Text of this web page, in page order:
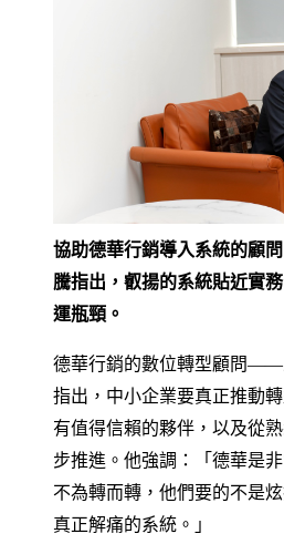
協助德華行銷導入系統的顧
騰指出，叡揚的系統貼近實
運瓶頸。
德華行銷的數位轉型顧問——
指出，中小企業要真正推動
有值得信賴的夥伴，以及從
步推進。他強調：「德華是
不為轉而轉，他們要的不是
真正解痛的系統。」